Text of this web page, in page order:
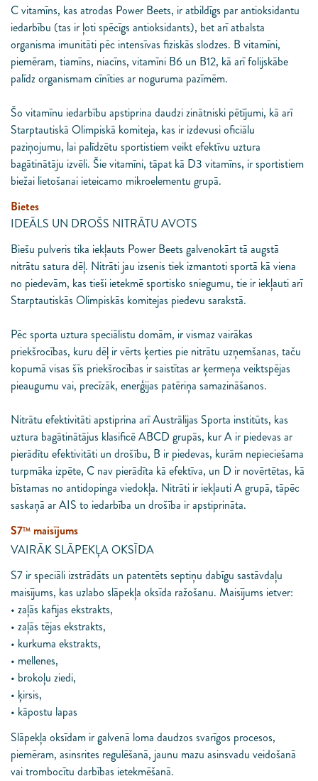
C vitamīns, kas atrodas Power Beets, ir atbildīgs par antioksidantu
iedarbību (tas ir ļoti spēcīgs antioksidants), bet arī atbalsta
organisma imunitāti pēc intensīvas fiziskās slodzes. B vitamīni,
piemēram, tiamīns, niacīns, vitamīni B6 un B12, kā arī folijskābe
palīdz organismam cīnīties ar noguruma pazīmēm.
Šo vitamīnu iedarbību apstiprina daudzi zinātniski pētījumi, kā arī
Starptautiskā Olimpiskā komiteja, kas ir izdevusi oficiālu
paziņojumu, lai palīdzētu sportistiem veikt efektīvu uztura
bagātinātāju izvēli. Šie vitamīni, tāpat kā D3 vitamīns, ir sportistiem
biežai lietošanai ieteicamo mikroelementu grupā.
Bietes
IDEĀLS UN DROŠS NITRĀTU AVOTS
Biešu pulveris tika iekļauts Power Beets galvenokārt tā augstā
nitrātu satura dēļ. Nitrāti jau izsenis tiek izmantoti sportā kā viena
no piedevām, kas tieši ietekmē sportisko sniegumu, tie ir iekļauti arī
Starptautiskās Olimpiskās komitejas piedevu sarakstā.
Pēc sporta uztura speciālistu domām, ir vismaz vairākas
priekšrocības, kuru dēļ ir vērts ķerties pie nitrātu uzņemšanas, taču
kopumā visas šīs priekšrocības ir saistītas ar ķermeņa veiktspējas
pieaugumu vai, precīzāk, enerģijas patēriņa samazināšanos.
Nitrātu efektivitāti apstiprina arī Austrālijas Sporta institūts, kas
uztura bagātinātājus klasificē ABCD grupās, kur A ir piedevas ar
pierādītu efektivitāti un drošību, B ir piedevas, kurām nepieciešama
turpmāka izpēte, C nav pierādīta kā efektīva, un D ir novērtētas, kā
bīstamas no antidopinga viedokļa. Nitrāti ir iekļauti A grupā, tāpēc
saskaņā ar AIS to iedarbība un drošība ir apstiprināta.
S7TM maisījums
VAIRĀK SLĀPEKĻA OKSĪDA
S7 ir speciāli izstrādāts un patentēts septiņu dabīgu sastāvdaļu
maisījums, kas uzlabo slāpekļa oksīda ražošanu. Maisījums ietver:
• zaļās kafijas ekstrakts,
• zaļās tējas ekstrakts,
• kurkuma ekstrakts,
• mellenes,
• brokoļu ziedi,
• ķirsis,
• kāpostu lapas
Slāpekļa oksīdam ir galvenā loma daudzos svarīgos procesos,
piemēram, asinsrites regulēšanā, jaunu mazu asinsvadu veidošanā
vai trombocītu darbības ietekmēšanā.